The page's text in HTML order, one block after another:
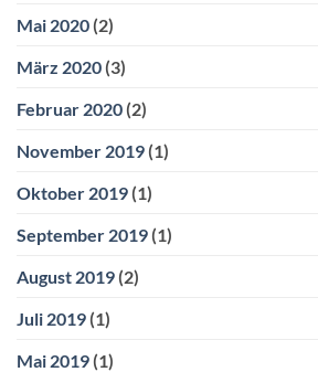
Mai 2020 (2)
März 2020 (3)
Februar 2020 (2)
November 2019 (1)
Oktober 2019 (1)
September 2019 (1)
August 2019 (2)
Juli 2019 (1)
Mai 2019 (1)